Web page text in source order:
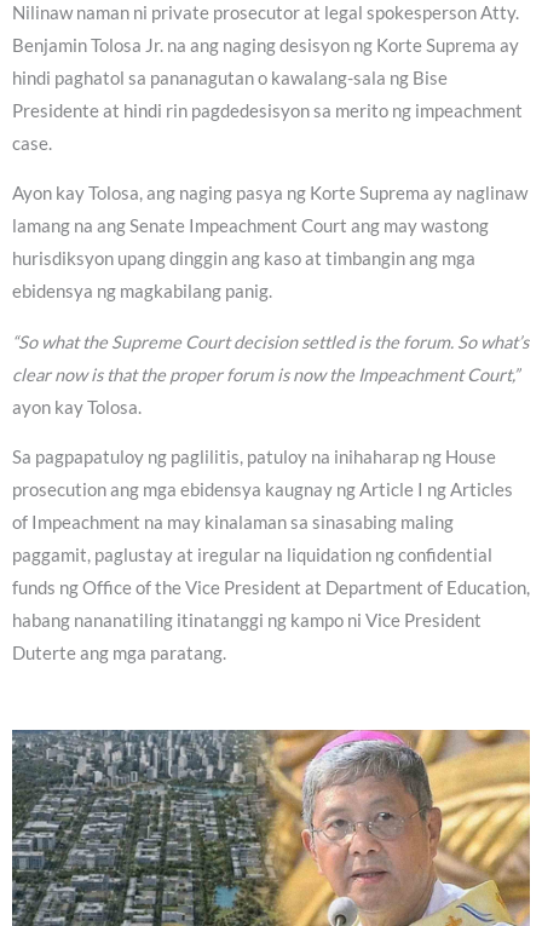
Nilinaw naman ni private prosecutor at legal spokesperson Atty.
Benjamin Tolosa Jr. na ang naging desisyon ng Korte Suprema ay
hindi paghatol sa pananagutan o kawalang-sala ng Bise
Presidente at hindi rin pagdedesisyon sa merito ng impeachment
case.
Ayon kay Tolosa, ang naging pasya ng Korte Suprema ay naglinaw
lamang na ang Senate Impeachment Court ang may wastong
hurisdiksyon upang dinggin ang kaso at timbangin ang mga
ebidensya ng magkabilang panig.
“So what the Supreme Court decision settled is the forum. So what’s
clear now is that the proper forum is now the Impeachment Court,”
ayon kay Tolosa.
Sa pagpapatuloy ng paglilitis, patuloy na inihaharap ng House
prosecution ang mga ebidensya kaugnay ng Article I ng Articles
of Impeachment na may kinalaman sa sinasabing maling
paggamit, paglustay at iregular na liquidation ng confidential
funds ng Office of the Vice President at Department of Education,
habang nananatiling itinatanggi ng kampo ni Vice President
Duterte ang mga paratang.